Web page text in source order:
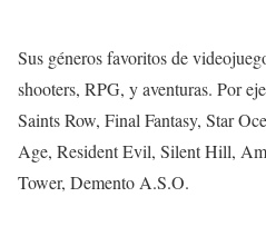
Sus géneros favoritos de
shooters, RPG, y aventuras. Por
Saints Row, Final Fantasy, Star
Age, Resident Evil, Silent Hill,
Tower, Demento A.S.O.